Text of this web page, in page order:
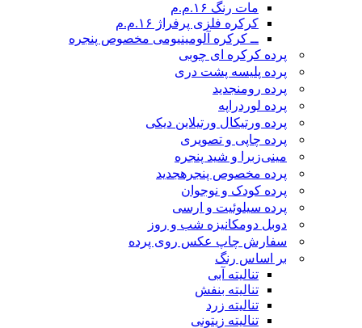
مات رنگ ۱۶.م.م
کرکره فلزی پرفراژ ۱۶.م.م
ــ کرکره آلومینیومی مخصوص پنجره
پرده کرکره ای چوبی
پرده پلیسه پشت دری
پرده رومنجدید
پرده لوردراپه
پرده ورتیکال ورتیلاین دیکی
پرده چاپی و تصویری
مینی‌زبرا و شید پنجره
پرده مخصوص پنجرهجدید
پرده کودک و نوجوان
پرده سیلوئیت و ارسی
دوبل دومکانیزه شب و روز
سفارش چاپ عکس روی پرده
بر اساس رنگ
تنالیته آبی
تنالیته بنفش
تنالیته زرد
تنالیته زیتونی